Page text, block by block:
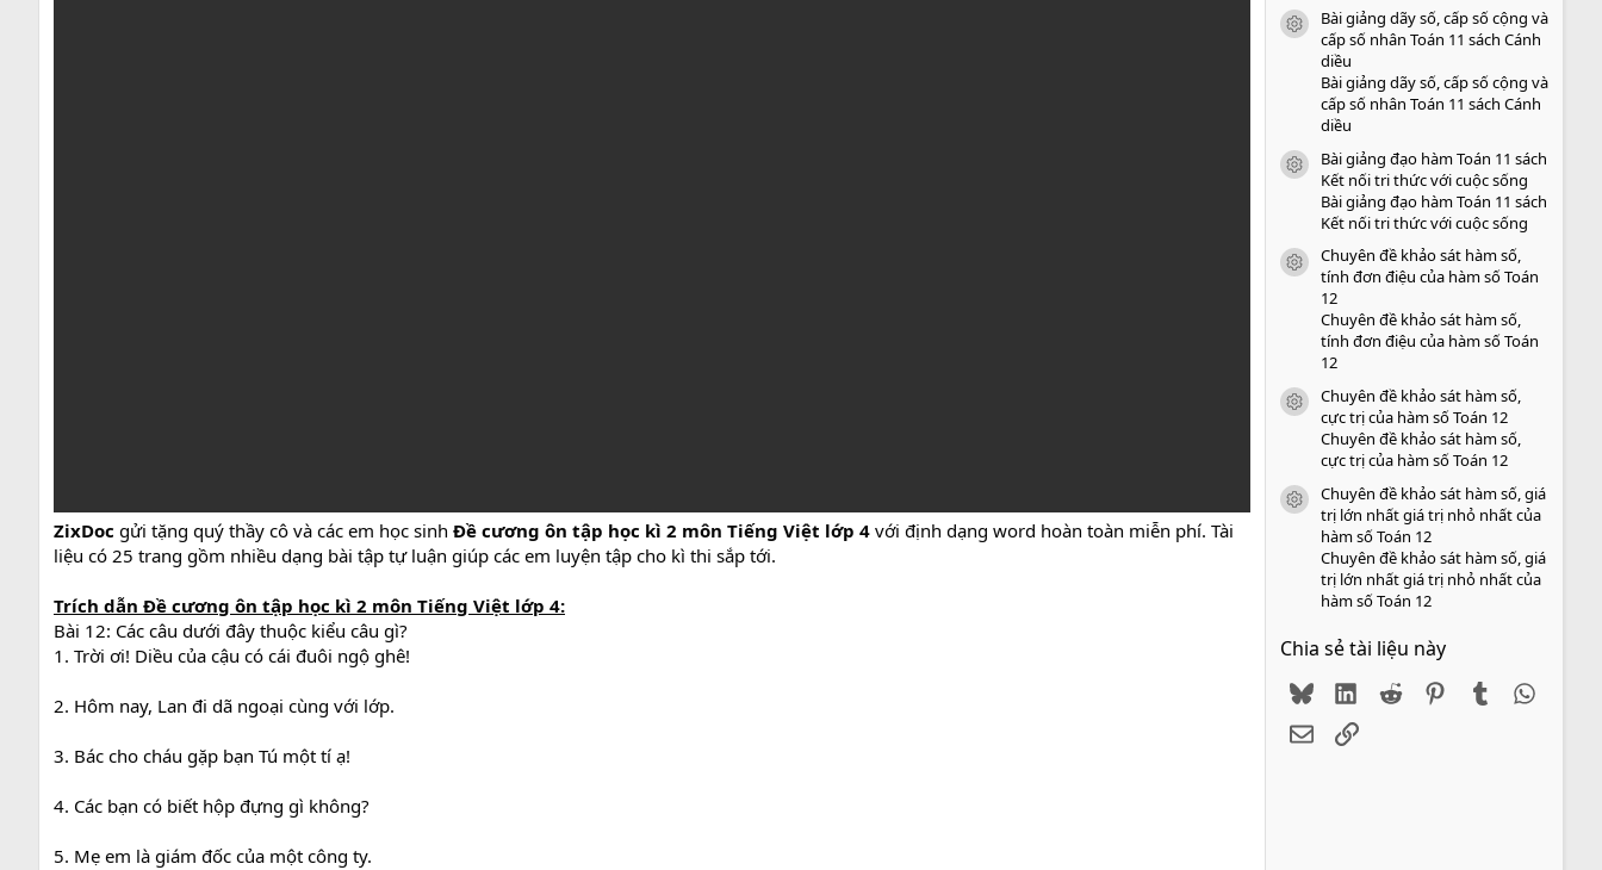
ZixDoc gửi tặng quý thầy cô và các em học sinh Đề cương ôn tập học kì 2 môn Tiếng Việt lớp 4 với định dạng word hoàn toàn miễn phí. Tài
liệu có 25 trang gồm nhiều dạng bài tập tự luận giúp các em luyện tập cho kì thi sắp tới.
Trích dẫn Đề cương ôn tập học kì 2 môn Tiếng Việt lớp 4:
Bài 12: Các câu dưới đây thuộc kiểu câu gì?
1. Trời ơi! Diều của cậu có cái đuôi ngộ ghê!
2. Hôm nay, Lan đi dã ngoại cùng với lớp.
3. Bác cho cháu gặp bạn Tú một tí ạ!
4. Các bạn có biết hộp đựng gì không?
5. Mẹ em là giám đốc của một công ty.
o
icon tài liệu
Bài giảng dãy số, cấp số cộng và
cấp số nhân Toán 11 sách Cánh
diều
Bài giảng dãy số, cấp số cộng và
cấp số nhân Toán 11 sách Cánh
diều
icon tài liệu
Bài giảng đạo hàm Toán 11 sách
Kết nối tri thức với cuộc sống
Bài giảng đạo hàm Toán 11 sách
Kết nối tri thức với cuộc sống
icon tài liệu
Chuyên đề khảo sát hàm số,
tính đơn điệu của hàm số Toán
12
Chuyên đề khảo sát hàm số,
tính đơn điệu của hàm số Toán
12
icon tài liệu
Chuyên đề khảo sát hàm số,
cực trị của hàm số Toán 12
Chuyên đề khảo sát hàm số,
cực trị của hàm số Toán 12
icon tài liệu
Chuyên đề khảo sát hàm số, giá
trị lớn nhất giá trị nhỏ nhất của
hàm số Toán 12
Chuyên đề khảo sát hàm số, giá
trị lớn nhất giá trị nhỏ nhất của
hàm số Toán 12
Chia sẻ tài liệu này
BlueskyLinkedIn
Reddit PinterestTumblr
EmailLink